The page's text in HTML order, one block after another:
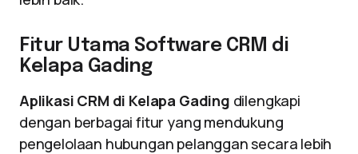
Fitur Utama Software CRM di
Kelapa Gading
Aplikasi CRM di Kelapa Gading dilengkapi
dengan berbagai fitur yang mendukung
pengelolaan hubungan pelanggan secara lebih